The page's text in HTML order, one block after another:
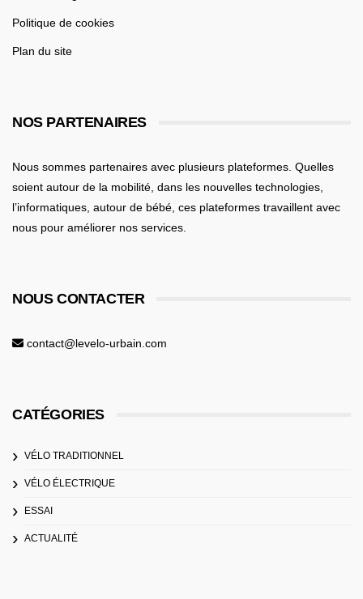
Politique de cookies
Plan du site
NOS PARTENAIRES
Nous sommes partenaires avec plusieurs plateformes. Quelles
soient autour de la mobilité , dans les nouvelles technologies,
l’informatiques, autour de bébé , ces plateformes travaillent avec
nous pour améliorer nos services.
NOUS CONTACTER
contact@levelo-urbain.com
CATÉGORIES
VÉLO TRADITIONNEL
VÉLO ÉLECTRIQUE
ESSAI
ACTUALITÉ